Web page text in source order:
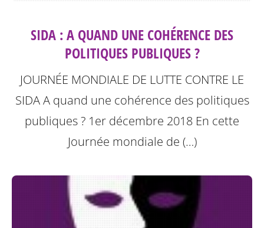
SIDA : A QUAND UNE COHÉRENCE DES
POLITIQUES PUBLIQUES ?
JOURNÉE MONDIALE DE LUTTE CONTRE LE
SIDA A quand une cohérence des politiques
publiques ? 1er décembre 2018 En cette
Journée mondiale de (…)